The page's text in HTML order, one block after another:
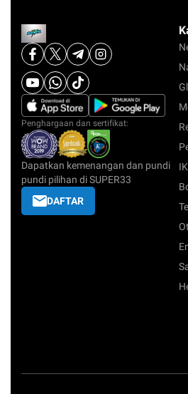
Penghargaan dan sertifikat:
Dapatkan kemenangan dan pundi
pundi pilihan di SUPER33
DAFTAR